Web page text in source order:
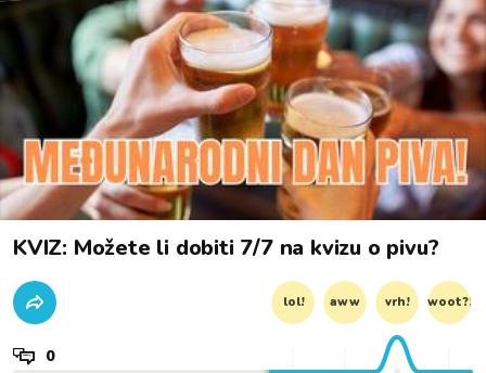
KVIZ: Možete li dobiti 7/7 na kvizu o pivu?
lol! aww vrh! woot?!
0